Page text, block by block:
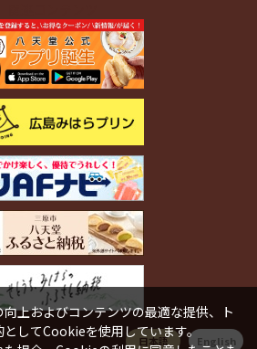
日本語 English
上およびコンテンツの最適な提供、ト
してCookieを使用しています。